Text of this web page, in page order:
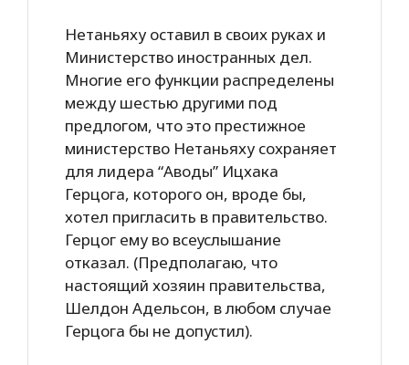
Нетаньяху оставил в своих руках и
Министерство иностранных дел.
Многие его функции распределены
между шестью другими под
предлогом, что это престижное
министерство Нетаньяху сохраняет
для лидера “Аводы” Ицхака
Герцога, которого он, вроде бы,
хотел пригласить в правительство.
Герцог ему во всеуслышание
отказал. (Предполагаю, что
настоящий хозяин правительства,
Шелдон Адельсон, в любом случае
Герцога бы не допустил).